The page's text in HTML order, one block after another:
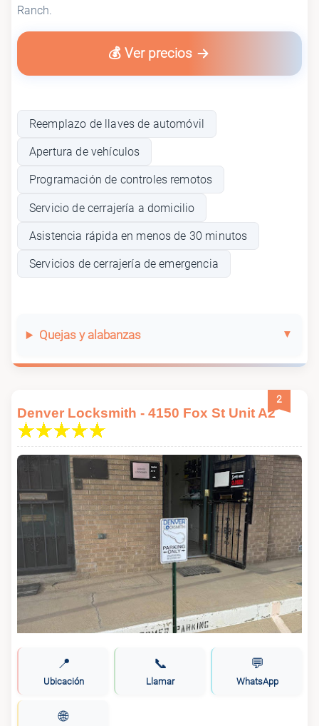
Ranch.
💰 Ver precios
Reemplazo de llaves de automóvil
Apertura de vehículos
Programación de controles remotos
Servicio de cerrajería a domicilio
Asistencia rápida en menos de 30 minutos
Servicios de cerrajería de emergencia
Quejas y alabanzas
2
Denver Locksmith - 4150 Fox St Unit A2
📍
Ubicación
📞
Llamar
💬
WhatsApp
🌐